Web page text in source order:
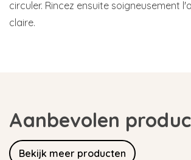
circuler. Rincez ensuite soigneusement
claire.
Aanbevolen
Bekijk meer producten